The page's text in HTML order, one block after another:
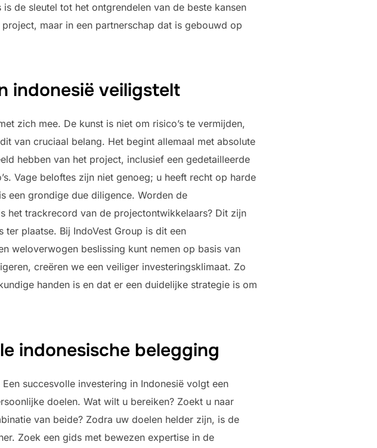
de sleutel tot het ontgrendelen van de beste kansen
maar in een partnerschap dat is gebouwd op
indonesië veiligstelt
zich mee. De kunst is niet om risico’s te vermijden,
van cruciaal belang. Het begint allemaal met absolute
hebben van het project, inclusief een gedetailleerde
Vage beloftes zijn niet genoeg; u heeft recht op harde
een grondige due diligence. Worden de
het trackrecord van de projectontwikkelaars? Dit zijn
plaatse. Bij IndoVest Group is dit een
weloverwogen beslissing kunt nemen op basis van
creëren we een veiliger investeringsklimaat. Zo
handen is en dat er een duidelijke strategie is om
indonesische belegging
succesvolle investering in Indonesië volgt een
doelen. Wat wilt u bereiken? Zoekt u naar
van beide? Zodra uw doelen helder zijn, is de
Zoek een gids met bewezen expertise in de